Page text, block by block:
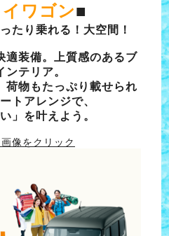
ワゴン■
たり乗れる！大空間！
適装備。上質感のあるブ
ンテリア。
荷物もたっぷり載せられ
トアレンジで、
」を叶えよう。
像をクリック